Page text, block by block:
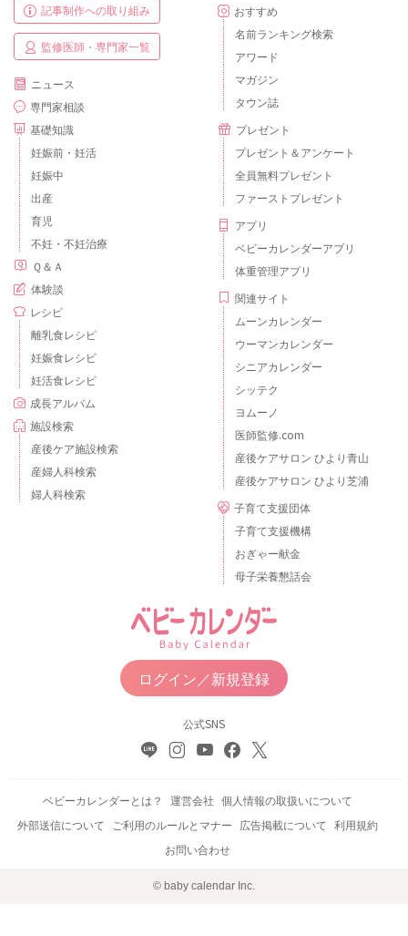
記事制作への取り組み
監修医師・専門家一覧
ニュース
専門家相談
基礎知識
妊娠前・妊活
妊娠中
出産
育児
不妊・不妊治療
Ｑ＆Ａ
体験談
レシピ
離乳食レシピ
妊娠食レシピ
妊活食レシピ
成長アルバム
施設検索
産後ケア施設検索
産婦人科検索
婦人科検索
おすすめ
名前ランキング検索
アワード
マガジン
タウン誌
プレゼント
プレゼント＆アンケート
全員無料プレゼント
ファーストプレゼント
アプリ
ベビーカレンダーアプリ
体重管理アプリ
関連サイト
ムーンカレンダー
ウーマンカレンダー
シニアカレンダー
シッテク
ヨムーノ
医師監修.com
産後ケアサロン ひより青山
産後ケアサロン ひより芝浦
子育て支援団体
子育て支援機構
おぎゃー献金
母子栄養懇話会
ログイン／新規登録
公式SNS
ベビーカレンダーとは？ 運営会社 個人情報の取扱いについて
外部送信について ご利用のルールとマナー 広告掲載について 利用規約
お問い合わせ
© baby calendar Inc.